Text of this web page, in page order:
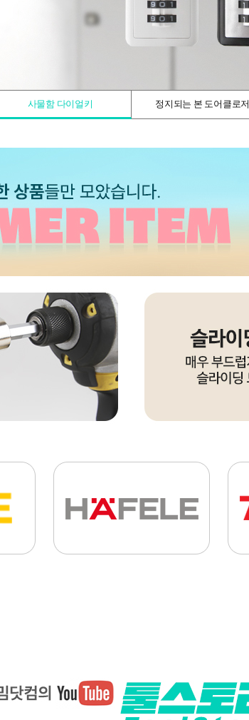
사물함 다이얼키 정지되는 본 도어클로저